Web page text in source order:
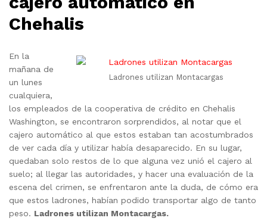
Chehalis
Ladrones utilizan Montacargas
En la
mañana de
un lunes
cualquiera,
los empleados de la cooperativa de crédito en Chehalis
Washington, se encontraron sorprendidos, al notar que el
cajero automático al que estos estaban tan acostumbrados
de ver cada día y utilizar había desaparecido. En su lugar,
quedaban solo restos de lo que alguna vez unió el cajero al
suelo; al llegar las autoridades, y hacer una evaluación de la
escena del crimen, se enfrentaron ante la duda, de cómo era
que estos ladrones, habían podido transportar algo de tanto
peso. Ladrones utilizan Montacargas.